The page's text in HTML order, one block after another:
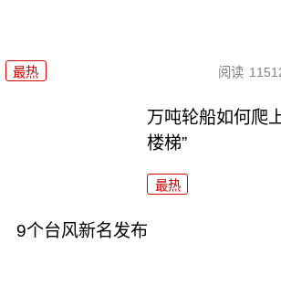
最热 阅读
万吨轮船如何爬
楼梯”
最热
9个台风新名发布